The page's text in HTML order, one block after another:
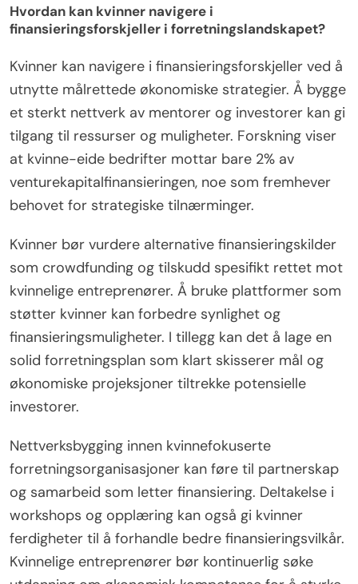
Hvordan kan kvinner navigere i
finansieringsforskjeller i forretningslandskapet?
Kvinner kan navigere i finansieringsforskjeller ved å
utnytte målrettede økonomiske strategier. Å bygge
et sterkt nettverk av mentorer og investorer kan gi
tilgang til ressurser og muligheter. Forskning viser
at kvinne-eide bedrifter mottar bare 2% av
venturekapitalfinansieringen, noe som fremhever
behovet for strategiske tilnærminger.
Kvinner bør vurdere alternative finansieringskilder
som crowdfunding og tilskudd spesifikt rettet mot
kvinnelige entreprenører. Å bruke plattformer som
støtter kvinner kan forbedre synlighet og
finansieringsmuligheter. I tillegg kan det å lage en
solid forretningsplan som klart skisserer mål og
økonomiske projeksjoner tiltrekke potensielle
investorer.
Nettverksbygging innen kvinnefokuserte
forretningsorganisasjoner kan føre til partnerskap
og samarbeid som letter finansiering. Deltakelse i
workshops og opplæring kan også gi kvinner
ferdigheter til å forhandle bedre finansieringsvilkår.
Kvinnelige entreprenører bør kontinuerlig søke